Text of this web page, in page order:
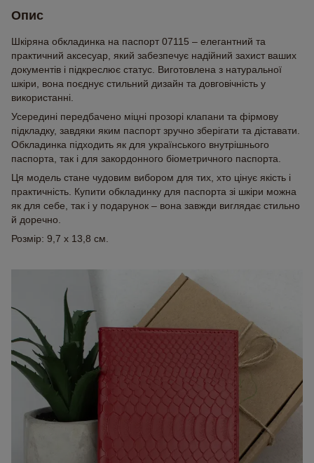
Опис
Шкіряна обкладинка на паспорт 07115 – елегантний та
практичний аксесуар, який забезпечує надійний захист ваших
документів і підкреслює статус. Виготовлена з натуральної
шкіри, вона поєднує стильний дизайн та довговічність у
використанні.
Усередині передбачено міцні прозорі клапани та фірмову
підкладку, завдяки яким паспорт зручно зберігати та діставати.
Обкладинка підходить як для українського внутрішнього
паспорта, так і для закордонного біометричного паспорта.
Ця модель стане чудовим вибором для тих, хто цінує якість і
практичність. Купити обкладинку для паспорта зі шкіри можна
як для себе, так і у подарунок – вона завжди виглядає стильно
й доречно.
Розмір: 9,7 х 13,8 см.